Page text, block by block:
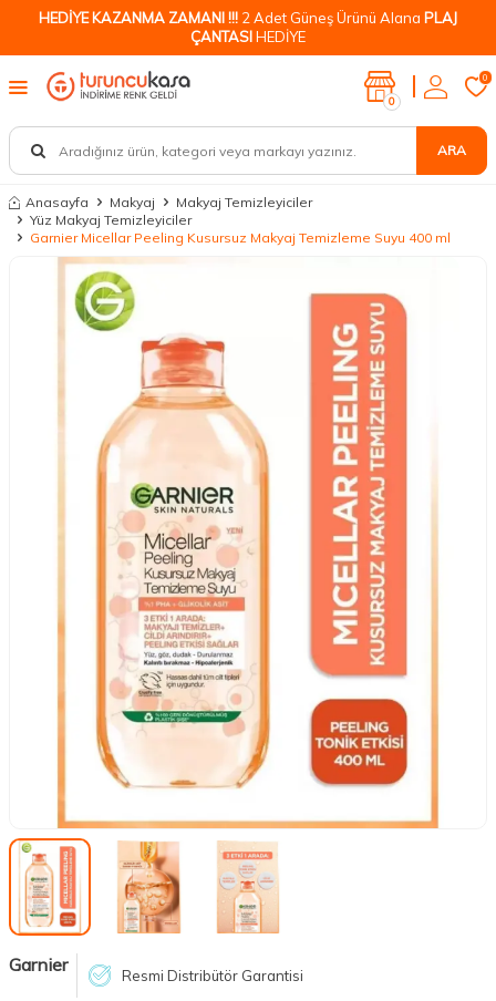
HEDİYE KAZANMA ZAMANI !!! 2 Adet Güneş Ürünü Alana PLAJ
ÇANTASIHEDİYE
ARA
0
0
Anasayfa Makyaj
Makyaj Temizleyiciler
Yüz Makyaj Temizleyiciler
Garnier Micellar Peeling Kusursuz Makyaj Temizleme Suyu 400 ml
Garnier Resmi Distribütör Garantisi